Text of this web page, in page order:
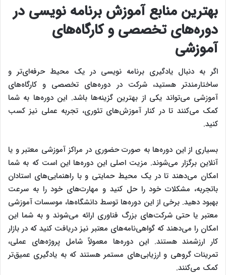
بهترین منابع آموزش برنامه‌ نویسی در
دوره‌های تخصصی و کارگاه‌های
آموزشی
اگر به دنبال یادگیری برنامه‌ نویسی در یک محیط حرفه‌ای‌تر و
ساختارمندتر هستید، شرکت در دوره‌های تخصصی و کارگاه‌های
آموزشی می‌تواند یکی از بهترین گزینه‌ها باشد. این دوره‌ها به شما
کمک می‌کنند تا در کنار آموزش‌های تئوری، تجربه عملی نیز کسب
کنید.
بسیاری از این دوره‌ها به صورت حضوری در مراکز آموزشی معتبر و یا
آنلاین برگزار می‌شوند. مزیت اصلی این دوره‌ها این است که به شما
امکان می‌دهند تا در یک محیط حمایتی و با راهنمایی‌های استادان
باتجربه، مشکلات خود را حل کنید و مهارت‌های خود را به سرعت
بهبود دهید. برخی از این دوره‌ها توسط دانشگاه‌ها، موسسات آموزشی
معتبر یا حتی شرکت‌های بزرگ فناوری ارائه می‌شوند و به شما این
امکان را می‌دهند که گواهی‌نامه‌های معتبر نیز دریافت کنید که در بازار
کار ارزشمند هستند. این دوره‌ها معمولاً شامل پروژه‌های عملی،
تمرینات گروهی و ارزیابی‌های مستمر هستند که به یادگیری عمیق‌تر
کمک می‌کنند.